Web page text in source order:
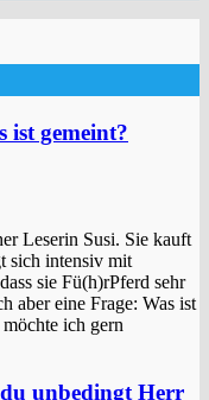
ist gemeint?
Leserin Susi. Sie kauft
sich intensiv mit
sie Fü(h)rPferd sehr
aber eine Frage: Was ist
ich gern
unbedingt Herr